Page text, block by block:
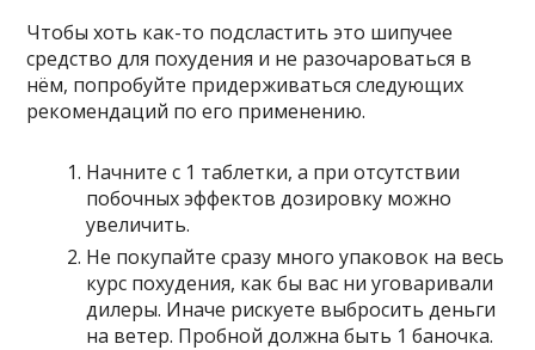
Чтобы хоть как-то подсластить это шипучее
средство для похудения и не разочароваться в
нём, попробуйте придерживаться следующих
рекомендаций по его применению.
Начните с 1 таблетки, а при отсутствии
побочных эффектов дозировку можно
увеличить.
Не покупайте сразу много упаковок на весь
курс похудения, как бы вас ни уговаривали
дилеры. Иначе рискуете выбросить деньги
на ветер. Пробной должна быть 1 баночка.